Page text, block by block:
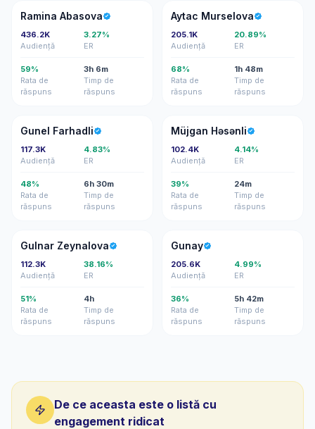
RA
Ramina Abasova
436.2K
Audiență
3.27%
ER
59%
Rata de
răspuns
3h 6m
Timp de
răspuns
AM
Aytac Murselova
205.1K
Audiență
20.89%
ER
68%
Rata de
răspuns
1h 48m
Timp de
răspuns
GF
Gunel Farhadli
117.3K
Audiență
4.83%
ER
48%
Rata de
răspuns
6h 30m
Timp de
răspuns
MH
Müjgan Həsənli
102.4K
Audiență
4.14%
ER
39%
Rata de
răspuns
24m
Timp de
răspuns
GZ
Gulnar Zeynalova
112.3K
Audiență
38.16%
ER
51%
Rata de
răspuns
4h
Timp de
răspuns
G
Gunay
205.6K
Audiență
4.99%
ER
36%
Rata de
răspuns
5h 42m
Timp de
răspuns
De ce aceasta este o listă cu
engagement ridicat